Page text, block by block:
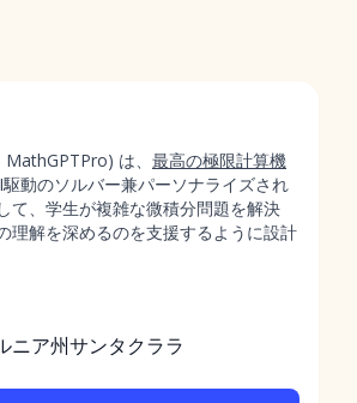
は、 最高の極限計算機
動のソルバー兼パーソナライズされ
て、学生が複雑な微積分問題を解決
理解を深めるのを支援するように設計
ニア州サンタクララ